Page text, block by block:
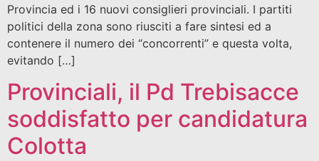
Provincia ed i 16 nuovi consiglieri provinciali. I partiti
politici della zona sono riusciti a fare sintesi ed a
contenere il numero dei “concorrenti” e questa volta,
evitando […]
Provinciali, il Pd Trebisacce
soddisfatto per candidatura
Colotta